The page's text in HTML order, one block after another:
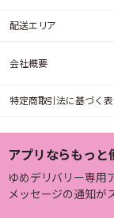
配送エリア
会社概要
特定商取引法に基づく
アプリならもっと
ゆめデリバリー専用
メッセージの通知が